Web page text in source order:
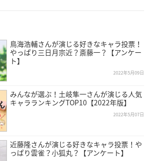
身で現在AMBERnoteに所属しており、
。
鳥海浩輔さんが演じる好きなキャラ投票！
やっぱり三日月宗近？斎藤一？【アンケー
ト】
2022年5月09日
みんなが選ぶ！土岐隼一さんが演じる人気
キャラランキングTOP10【2022年版】
2022年5月07日
近藤隆さんが演じる好きなキャラ投票！や
っぱり雲雀？小狐丸？【アンケート】